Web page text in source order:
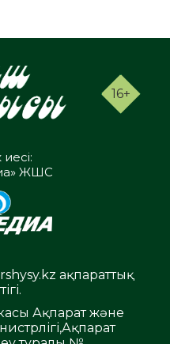
16+
ЖШС
ақпараттық
Ақпарат және